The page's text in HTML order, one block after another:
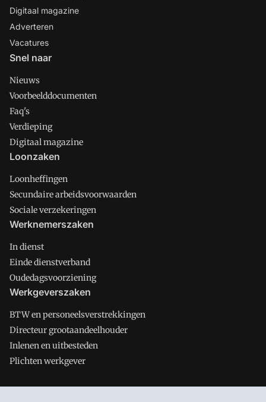
Digitaal magazine
Adverteren
Vacatures
Snel naar
Nieuws
Voorbeelddocumenten
Faq's
Verdieping
Digitaal magazine
Loonzaken
Loonheffingen
Secundaire arbeidsvoorwaarden
Sociale verzekeringen
Werknemerszaken
In dienst
Einde dienstverband
Oudedagsvoorziening
Werkgeverszaken
BTW en personeelsverstrekkingen
Directeur grootaandeelhouder
Inlenen en uitbesteden
Plichten werkgever